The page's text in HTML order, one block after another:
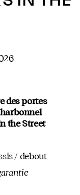
des portes
the Street
/ debout